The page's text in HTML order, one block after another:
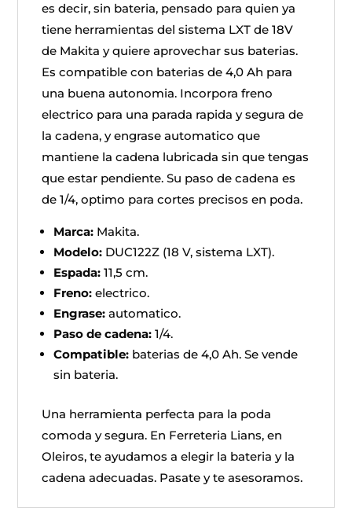
es decir, sin bateria, pensado para quien ya
tiene herramientas del sistema LXT de 18V
de Makita y quiere aprovechar sus baterias.
Es compatible con baterias de 4,0 Ah para
una buena autonomia. Incorpora freno
electrico para una parada rapida y segura de
la cadena, y engrase automatico que
mantiene la cadena lubricada sin que tengas
que estar pendiente. Su paso de cadena es
de 1/4, optimo para cortes precisos en poda.
Marca: Makita.
Modelo: DUC122Z (18 V, sistema LXT).
Espada: 11,5 cm.
Freno: electrico.
Engrase: automatico.
Paso de cadena: 1/4.
Compatible: baterias de 4,0 Ah. Se vende
sin bateria.
Una herramienta perfecta para la poda
comoda y segura. En Ferreteria Lians, en
Oleiros, te ayudamos a elegir la bateria y la
cadena adecuadas. Pasate y te asesoramos.